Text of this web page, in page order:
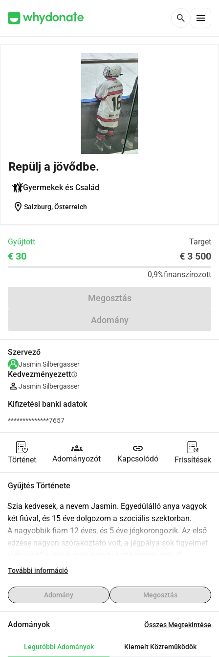
search menu
Repülj a jövődbe.
Gyermekek és Család
location_on Salzburg, Österreich
Gyűjtött Target
€ 30 € 3 500
0,9%finanszírozott
Megosztás
Adomány
Szervező
Jasmin Silbergasser
Kedvezményezettinfo
Jasmin Silbergasser
Kifizetési banki adatok
**************7657
Történet
groups
Adományozót
link
Kapcsolódó Frissítések
Gyűjtés Története
Szia kedvesek, a nevem Jasmin. Egyedülálló anya vagyok
két fiúval, és 15 éve dolgozom a szociális szektorban.
A nagyobbik fiam 12 éves, és 5 éve jégkorongozik. Az első
edzése nagyon szórakoztató volt, a jégpálya sok figyelmet
táborból jött, hanem a kitartása és akarata tette őt az egyik
legjobb játékossá. Ő a nagy példaképem a fegyelem és a
megélhessük a jégkorong csodálatos élményeit, amiért is
További információ
Adomány Megosztás
Adományok Összes Megtekintése
Legutóbbi Adományok Kiemelt Közreműködők